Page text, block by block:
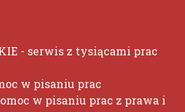
- serwis z tysiącami prac
w pisaniu prac
w pisaniu prac z prawa i